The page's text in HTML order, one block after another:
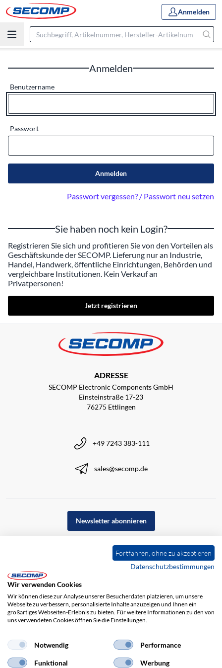
Anmelden
Anmelden
Benutzername
Passwort
Anmelden
Passwort vergessen? / Passwort neu setzen
Sie haben noch kein Login?
Registrieren Sie sich und profitieren Sie von den Vorteilen als
Geschäftskunde der SECOMP. Lieferung nur an Industrie,
Handel, Handwerk, öffentliche Einrichtungen, Behörden und
vergleichbare Institutionen. Kein Verkauf an
Privatpersonen!
Jetzt registrieren
ADRESSE
SECOMP Electronic Components GmbH
Einsteinstraße 17-23
76275 Ettlingen
+49 7243 383-111
sales@secomp.de
Newsletter abonnieren
Impressum Haftungsausschluss
Fortfahren, ohne zu akzeptieren
Datenschutzbestimmungen
Wir verwenden Cookies
Wir können diese zur Analyse unserer Besucherdaten platzieren, um unsere
Webseite zu verbessern, personalisierte Inhalte anzuzeigen und Ihnen ein
großartiges Webseiten-Erlebnis zu bieten. Für weitere Informationen zu den von
uns verwendeten Cookies öffnen Sie die Einstellungen.
Notwendig Performance
Funktional Werbung